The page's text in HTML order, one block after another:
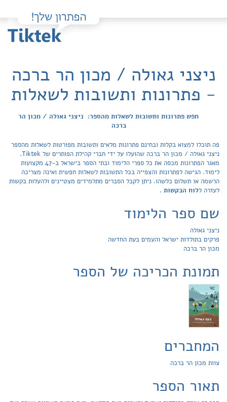
ניצני גאולה / מכון הר ברכה
- פתרונות ותשובות לשאלות
חפש פתרונות ותשובות לשאלות מהספר: ניצני גאולה / מכון הר
ברכה
פה תוכלו למצוא בקלות ובחינם פתרונות מלאים ותשובות מפורטות לשאלות מהספר
ניצני גאולה / מכון הר ברכה שהועלו על ידי חברי קהילת הפותרים של Tiktek.
מאגר הפתרונות מכסה את כל ספרי הלימוד ובתי הספר בישראל ב-47 מקצועות
לימוד. הגישה לפתרונות והצפייה בכל התשובות לשאלות חפשית ואינה מצריכה
הרשמה או תשלום כלשהו. ניתן לקבל הסברים מתלמידים מצטיינים ולהעלות בקשות
לעזרה ללוח הבקשות .
שם ספר הלימוד
ניצני גאולה
פרקים בתולדות ישראל והעמים בעת החדשה
מכון הר ברכה
תמונת הכריכה של הספר
המחברים
צוות מכון הר ברכה
תאור הספר